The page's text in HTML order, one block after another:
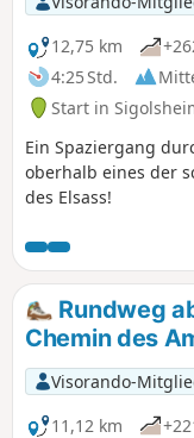
12,75 km
4:25 Std.
Start in
Ein Spaziergang
oberhalb eines der
des Elsass!
Rundweg
Chemin des
Visorando-
11,12 km